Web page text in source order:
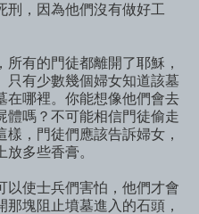
刑，因為他們沒有做好工
有的門徒都離開了耶穌，
只有少數幾個婦女知道該墓
在哪裡。你能想像他們會去
體嗎？不可能相信門徒偷走
，門徒們應該告訴婦女，
多些香膏。
以使士兵們害怕，他們才會
塊阻止墳墓進入的石頭，